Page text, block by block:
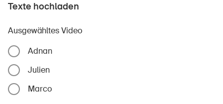
Texte hochladen
Ausgewähltes Video
Adnan
Julien
Marco